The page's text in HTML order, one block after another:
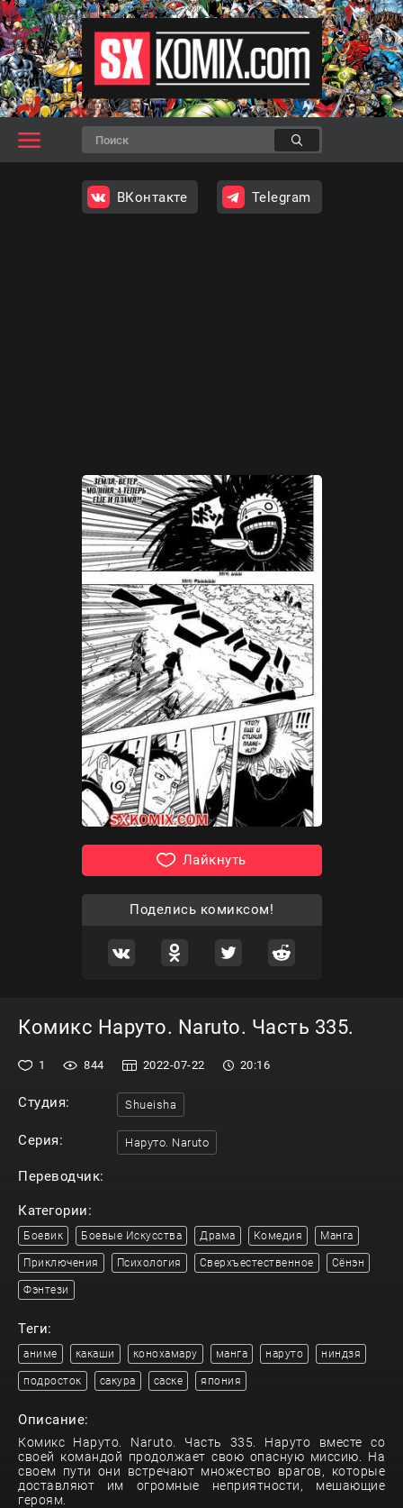
ВКонтакте Telegram
Лайкнуть
Поделись комиксом!
Комикс Наруто. Naruto. Часть 335.
1 844 2022-07-22 20:16
Студия: Shueisha
Серия: Наруто. Naruto
Переводчик:
Категории:
Боевик Боевые Искусства Драма Комедия Манга
Приключения Психология Сверхъестественное Сёнэн
Фэнтези
Теги:
аниме какаши конохамару манга наруто ниндзя
подросток сакура саске япония
Описание:
Комикс Наруто. Naruto. Часть 335. Наруто вместе со
своей командой продолжает свою опасную миссию. На
своем пути они встречают множество врагов, которые
доставляют им огромные неприятности, мешающие
героям.